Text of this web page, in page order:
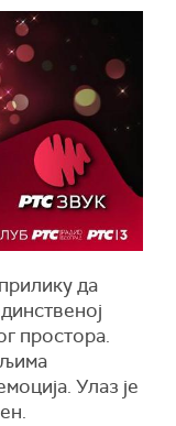
да
простора.
Улаз је